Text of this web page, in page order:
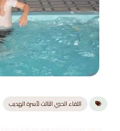
اللقاء الحبي الثالث لأسرة الهديب